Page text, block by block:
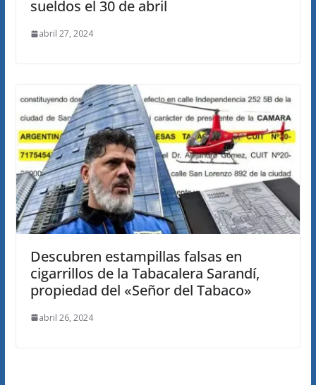
sueldos el 30 de abril
abril 27, 2024
Descubren estampillas falsas en
cigarrillos de la Tabacalera Sarandí,
propiedad del «Señor del Tabaco»
abril 26, 2024